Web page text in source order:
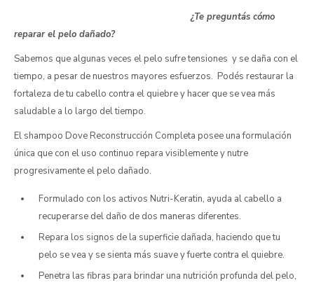
¿Te preguntás cómo
reparar el pelo dañado?
Sabemos que algunas veces el pelo sufre tensiones y se daña con el
tiempo, a pesar de nuestros mayores esfuerzos. Podés restaurar la
fortaleza de tu cabello contra el quiebre y hacer que se vea más
saludable a lo largo del tiempo.
El shampoo Dove Reconstrucción Completa posee una formulación
única que con el uso continuo repara visiblemente y nutre
progresivamente el pelo dañado.
Formulado con los activos Nutri-Keratin, ayuda al cabello a
recuperarse del daño de dos maneras diferentes.
Repara los signos de la superficie dañada, haciendo que tu
pelo se vea y se sienta más suave y fuerte contra el quiebre.
Penetra las fibras para brindar una nutrición profunda del pelo,